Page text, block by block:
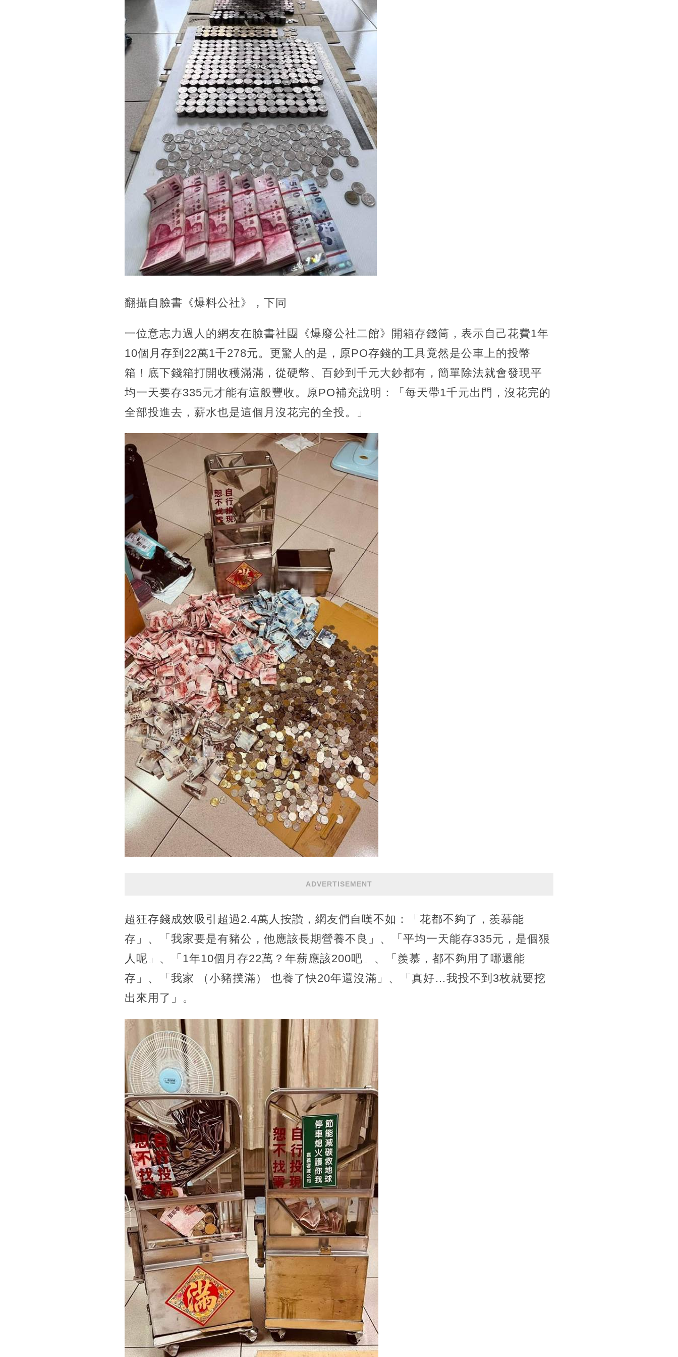
翻攝自臉書《爆料公社》，下同
一位意志力過人的網友在臉書社團《爆廢公社二館》開箱存錢筒，表示自己花費1年
10個月存到22萬1千278元。更驚人的是，原PO存錢的工具竟然是公車上的投幣
箱！底下錢箱打開收穫滿滿，從硬幣、百鈔到千元大鈔都有，簡單除法就會發現平
均一天要存335元才能有這般豐收。原PO補充說明：「每天帶1千元出門，沒花完的
全部投進去，薪水也是這個月沒花完的全投。」
ADVERTISEMENT
超狂存錢成效吸引超過2.4萬人按讚，網友們自嘆不如：「花都不夠了，羨慕能
存」、「我家要是有豬公，他應該長期營養不良」、「平均一天能存335元，是個狠
人呢」、「1年10個月存22萬？年薪應該200吧」、「羨慕，都不夠用了哪還能
存」、「我家 （小豬撲滿） 也養了快20年還沒滿」、「真好…我投不到3枚就要挖
出來用了」。